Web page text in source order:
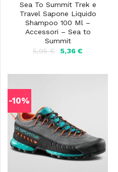
Sea To Summit Trek e
Travel Sapone Liquido
Shampoo 100 Ml –
Accessori – Sea to
Summit
5,95€
Il
prezzo
5,36 €Il
-10%